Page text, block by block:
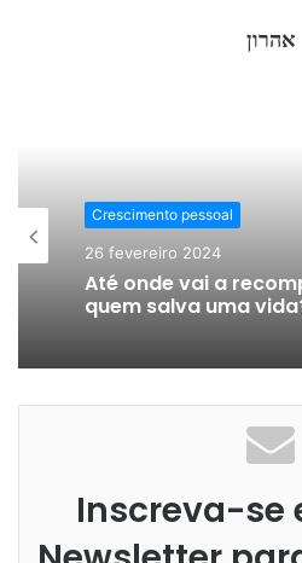
אהרון
Crescimento pessoal
26 fevereiro 2024
Até onde vai a
quem salva uma
Crescimento pessoal
20 fevereiro 2024
O Livre Arbítrio em
Inscreva-se